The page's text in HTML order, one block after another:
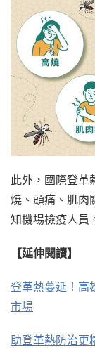
此外，國際登革
燒、頭痛、肌肉
知機場檢疫人員
【延伸閱讀】
登革熱蔓延！高
市場
助登革熱防治